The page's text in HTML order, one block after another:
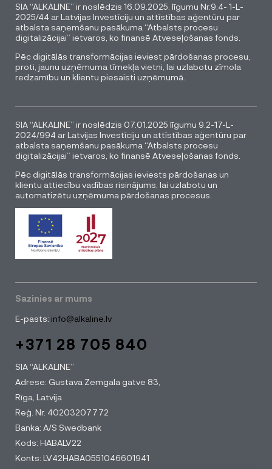
SIA “ALKALINE” ir noslēdzis 16.09.2025. līgumu Nr.9.4- 1-L-
2025/44 ar Latvijas Investīciju un attīstības aģentūru par
atbalsta saņemšanu pasākuma “Atbalsts procesu
digitalizācijai” ietvaros, ko finansē Atveseļošanas fonds.
Pēc digitālās transformācijas ieviest pārdošanas procesu,
proti, jaunu uzņēmuma tīmekļa vietni, lai uzlabotu zīmola
redzamību un klientu piesaisti uzņēmumā.
SIA “ALKALINE” ir noslēdzis 07.01.2025 līgumu 9.2-17-L-
2024/994 ar Latvijas Investīciju un attīstības aģentūru par
atbalsta saņemšanu pasākuma “Atbalsts procesu
digitalizācijai” ietvaros, ko finansē Atveseļošanas fonds.
Pēc digitālās transformācijas ieviests pārdošanas un
klientu attiecību vadības risinājums, lai uzlabotu un
automatizētu uzņēmuma pārdošanas procesus.
Sazinies ar mums
E-pasts: info@alkaline.lv
+371 28 705 840
SIA “ALKALINE”
Adrese: Gustava Zemgala gatve 83,
Rīga, Latvija
Reģ. Nr. 40203207772
Banka: A/S Swedbank
Kods: HABALV22
Konts: LV42HABA0551046601941